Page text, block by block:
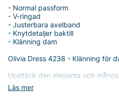
Läs mer
- Normal passform
- V-ringad
- Justerbara axelband
- Knytdetaljer baktill
- Klänning dam
Olivia Dress 4238 - Klänning för
Upptäck den eleganta och
klänning som kombinerar stil och
sätt. Med sin normala passform